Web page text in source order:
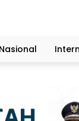
Nasional